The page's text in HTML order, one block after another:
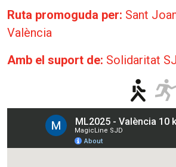
Ruta promoguda per: Sant
València
Amb el suport de: Solidaritat